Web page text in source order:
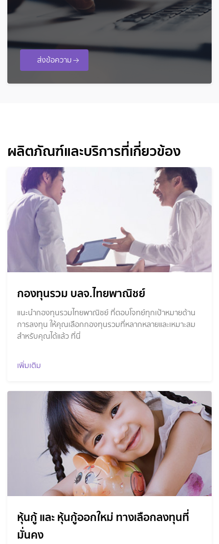
ส่งข้อความ
ผลิตภัณฑ์และบริการที่เกี่ยวข้อง
กองทุนรวม บลจ.ไทยพาณิชย์
แนะนำกองทุนรวมไทยพาณิชย์ ที่ตอบโจทย์ทุกเป้าหมายด้าน
การลงทุน ให้คุณเลือกกองทุนรวมที่หลากหลายและเหมาะสม
สำหรับคุณได้แล้ว ที่นี่
เพิ่มเติม
หุ้นกู้ และ หุ้นกู้ออกใหม่ ทางเลือกลงทุนที่
มั่นคง